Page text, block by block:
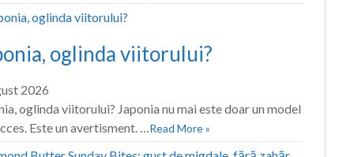
oglinda viitorului?
2026
oglinda viitorului? Japonia nu mai este doar un model
Este un avertisment. …Read More »